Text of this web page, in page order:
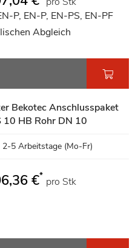
P, EN-P, EN-PS, EN-PF
Abgleich
Bekotec Anschlusspaket
10 HB Rohr DN 10
2-5 Arbeitstage (Mo-Fr)
€* pro Stk